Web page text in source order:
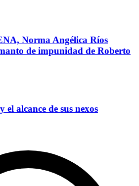
Norma Angélica Ríos
de impunidad de Roberto
alcance de sus nexos